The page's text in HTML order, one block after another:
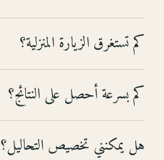
كم تستغرق الزيارة المنزلية؟
كم بسرعة أحصل على النتائج؟
هل يمكنني تخصيص التحاليل؟